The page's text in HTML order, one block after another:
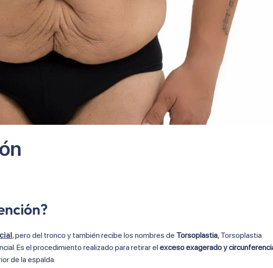
, pero del tronco y también recibe los nombres de Torsoplastia, Torsoplastia
Es el procedimiento realizado para retirar elexceso exagerado y
de la espalda.